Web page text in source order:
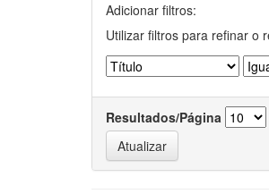
Adicionar filtros:
Utilizar filtros para refinar o
Resultados/Página